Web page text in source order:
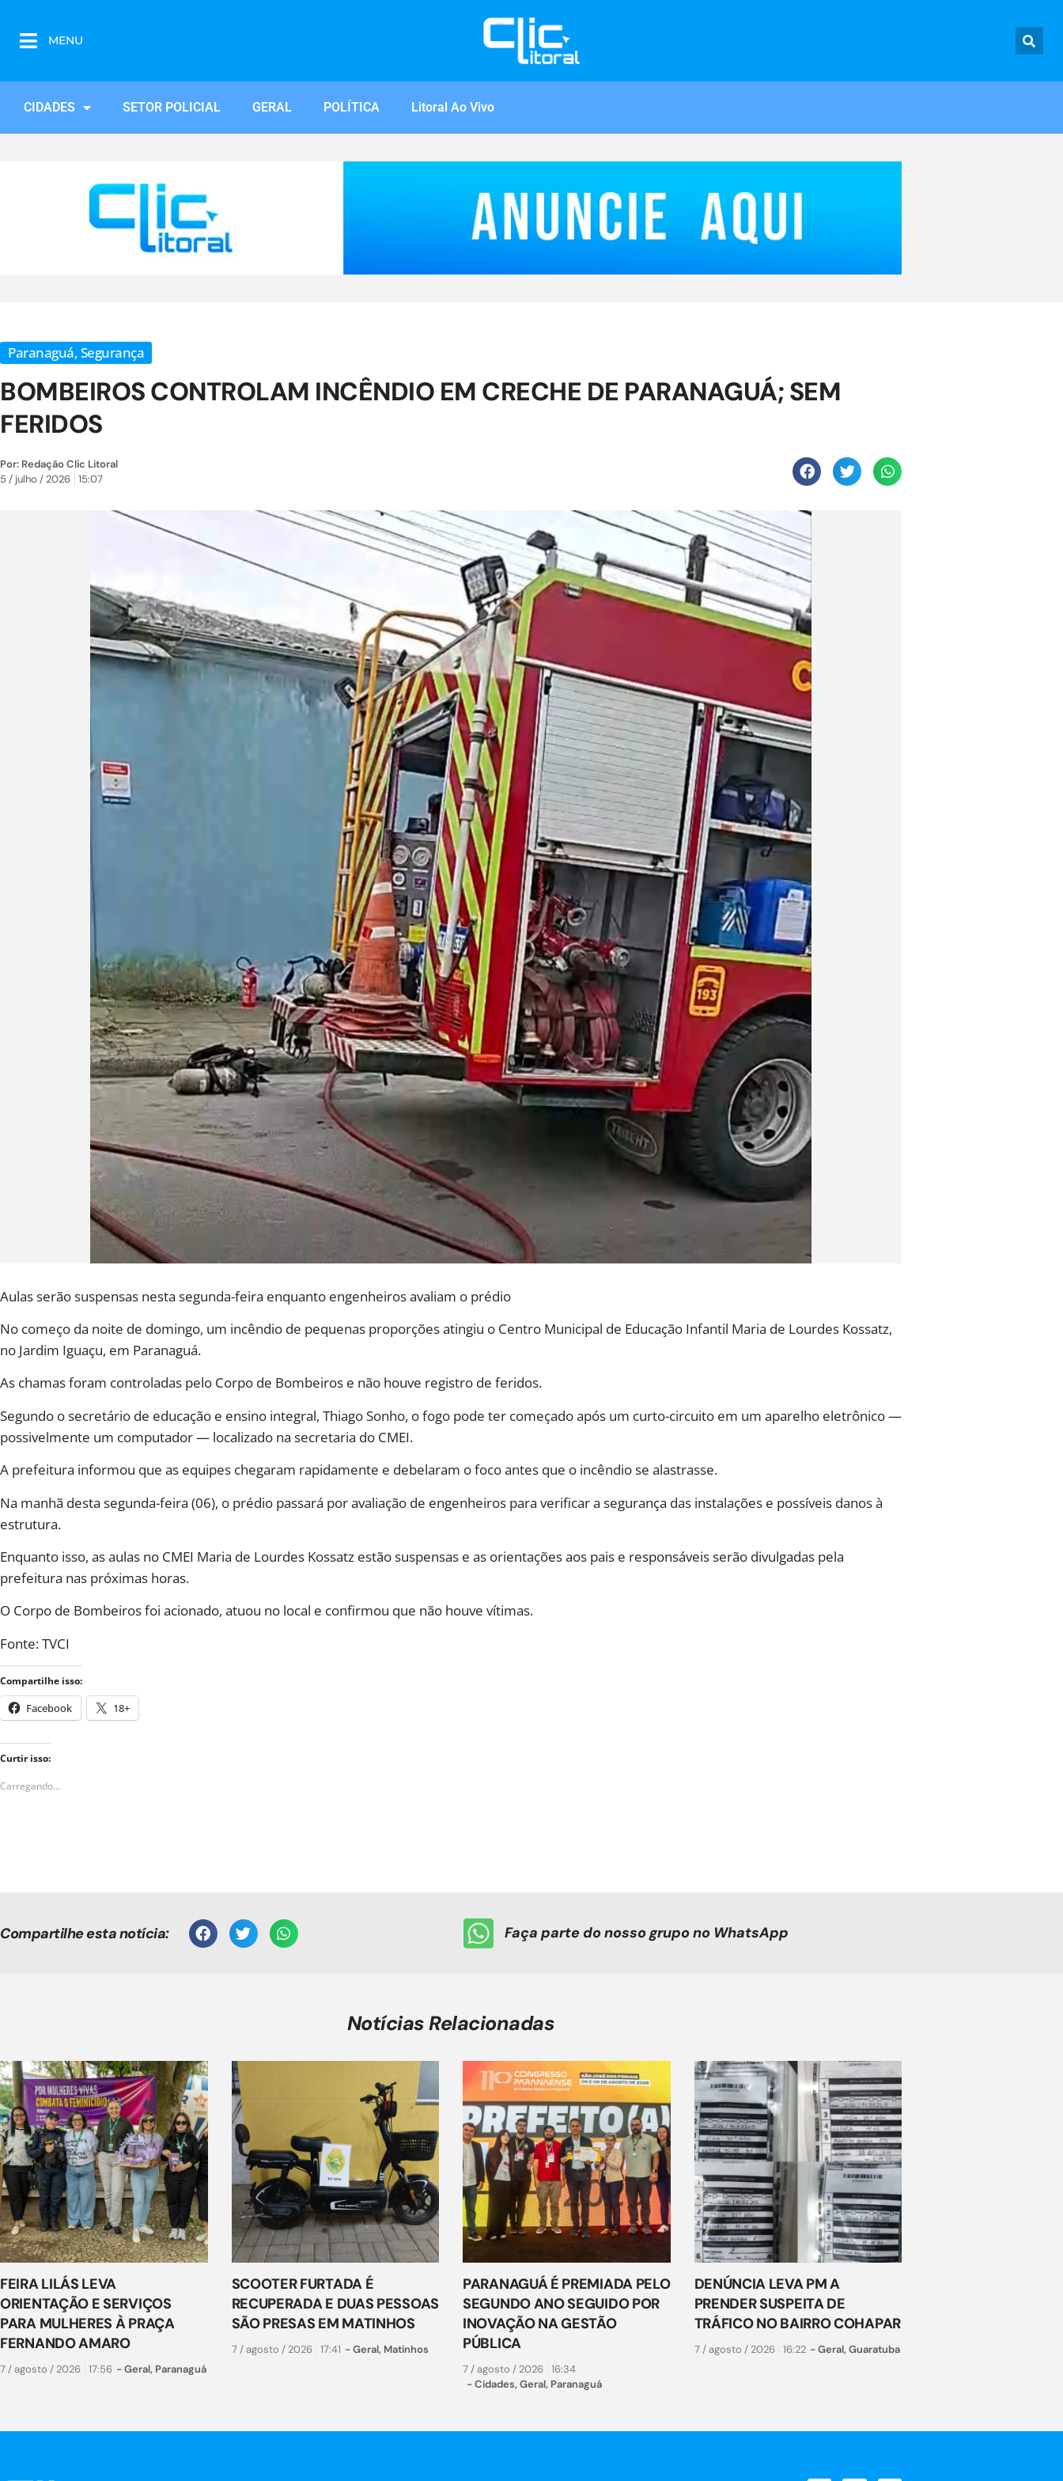
MENU
CIDADES SETOR POLICIAL GERAL POLÍTICA Litoral Ao Vivo
Paranaguá,Segurança
BOMBEIROS CONTROLAM INCÊNDIO EM CRECHE DE PARANAGUÁ; SEM
FERIDOS
Por: Redação Clic Litoral
5 / julho / 2026 15:07
Aulas serão suspensas nesta segunda-feira enquanto engenheiros avaliam o prédio
No começo da noite de domingo, um incêndio de pequenas proporções atingiu o Centro Municipal de Educação Infantil Maria de Lourdes Kossatz,
no Jardim Iguaçu, em Paranaguá.
As chamas foram controladas pelo Corpo de Bombeiros e não houve registro de feridos.
Segundo o secretário de educação e ensino integral, Thiago Sonho, o fogo pode ter começado após um curto-circuito em um aparelho eletrônico —
possivelmente um computador — localizado na secretaria do CMEI.
A prefeitura informou que as equipes chegaram rapidamente e debelaram o foco antes que o incêndio se alastrasse.
Na manhã desta segunda-feira (06), o prédio passará por avaliação de engenheiros para verificar a segurança das instalações e possíveis danos à
estrutura.
Enquanto isso, as aulas no CMEI Maria de Lourdes Kossatz estão suspensas e as orientações aos pais e responsáveis serão divulgadas pela
prefeitura nas próximas horas.
O Corpo de Bombeiros foi acionado, atuou no local e confirmou que não houve vítimas.
Fonte: TVCI
Compartilhe isso:
Facebook 18+
Curtir isso:
Carregando...
Compartilhe esta notícia: Faça parte do nosso grupo no WhatsApp
Notícias Relacionadas
FEIRA LILÁS LEVA
ORIENTAÇÃO E SERVIÇOS
PARA MULHERES À PRAÇA
FERNANDO AMARO
7 / agosto / 2026 17:56 -Geral, Paranaguá
SCOOTER FURTADA É
RECUPERADA E DUAS PESSOAS
SÃO PRESAS EM MATINHOS
7 / agosto / 2026 17:41 -Geral, Matinhos
PARANAGUÁ É PREMIADA PELO
SEGUNDO ANO SEGUIDO POR
INOVAÇÃO NA GESTÃO
PÚBLICA
7 / agosto / 2026 16:34
-Cidades,Geral, Paranaguá
DENÚNCIA LEVA PM A
PRENDER SUSPEITA DE
TRÁFICO NO BAIRRO COHAPAR
7 / agosto / 2026 16:22 -Geral,Guaratuba